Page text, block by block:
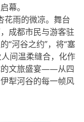
幕。
雨的微凉。舞台
成都市民与游客驻
“河谷之约”，将“塞
间温柔缝合，化作
的文旅盛宴——从四
犁河谷的每一帧风